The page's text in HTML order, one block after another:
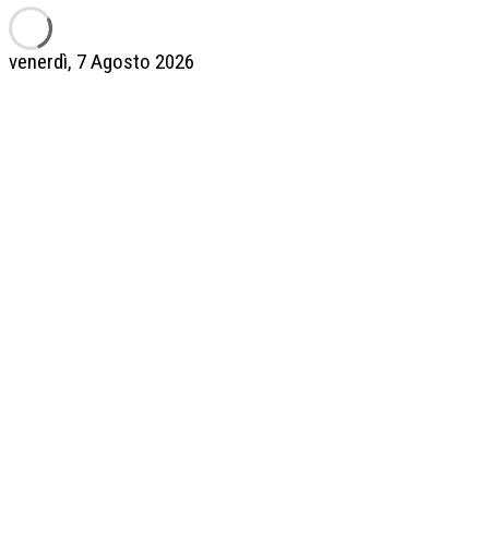
venerdì, 7 Agosto 2026